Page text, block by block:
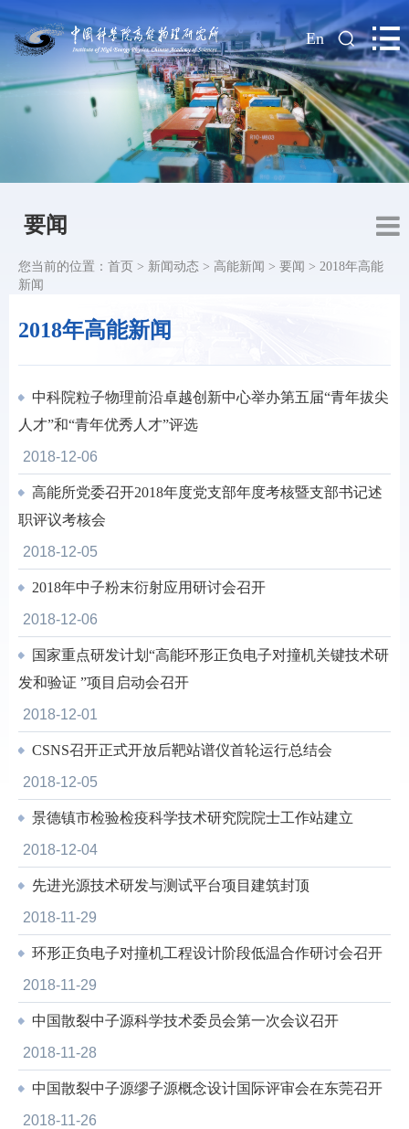
| En
要闻
2018年高能新闻
您当前的位置： 首页 > 新闻动态 > 高能新闻 > 要闻 > 2018年高能
新闻
中科院粒子物理前沿卓越创新中心举办第五届“青年拔尖
人才”和“青年优秀人才”评选
2018-12-06
高能所党委召开2018年度党支部年度考核暨支部书记述
职评议考核会
2018-12-05
2018年中子粉末衍射应用研讨会召开
2018-12-06
国家重点研发计划“高能环形正负电子对撞机关键技术研
发和验证 ”项目启动会召开
2018-12-01
CSNS召开正式开放后靶站谱仪首轮运行总结会
2018-12-05
景德镇市检验检疫科学技术研究院院士工作站建立
2018-12-04
先进光源技术研发与测试平台项目建筑封顶
2018-11-29
环形正负电子对撞机工程设计阶段低温合作研讨会召开
2018-11-29
中国散裂中子源科学技术委员会第一次会议召开
2018-11-28
中国散裂中子源缪子源概念设计国际评审会在东莞召开
2018-11-26